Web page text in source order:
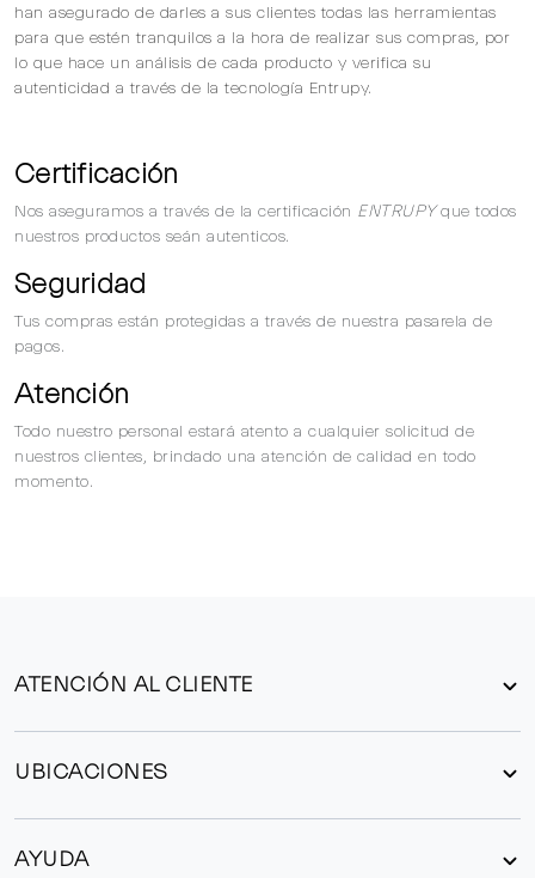
han asegurado de darles a sus clientes todas las herramientas
para que estén tranquilos a la hora de realizar sus compras, por
lo que hace un análisis de cada producto y verifica su
autenticidad a través de la tecnología Entrupy.
Certificación
Nos aseguramos a través de la certificación ENTRUPYque todos
nuestros productos seán autenticos.
Seguridad
Tus compras están protegidas a través de nuestra pasarela de
pagos.
Atención
Todo nuestro personal estará atento a cualquier solicitud de
nuestros clientes, brindado una atención de calidad en todo
momento.
ATENCIÓN AL CLIENTE
UBICACIONES
AYUDA